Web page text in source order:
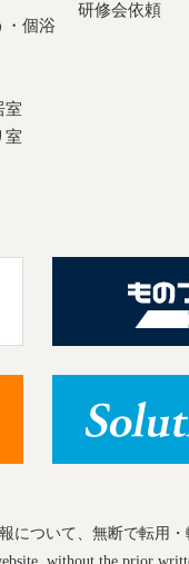
・個浴
室
室
研修会依頼
について、無断で転用・